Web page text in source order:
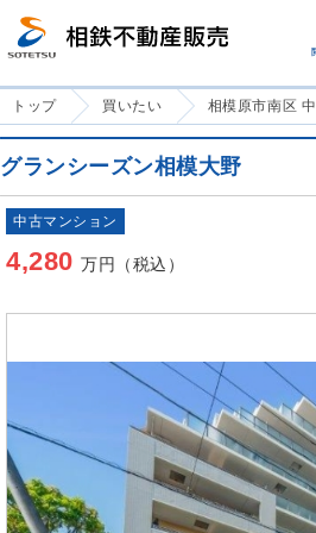
トップ 買いたい 相模原市南区
グランシーズン相模大野
中古マンション
4,280万円（税込）